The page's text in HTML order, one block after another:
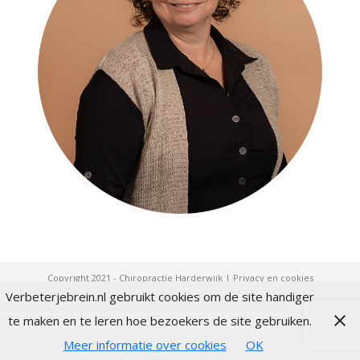
Copyright 2021 - Chiropractie Harderwijk | Privacy en cookies
Verbeterjebrein.nl gebruikt cookies om de site handiger
te maken en te leren hoe bezoekers de site gebruiken.
Meer informatie over cookies
OK